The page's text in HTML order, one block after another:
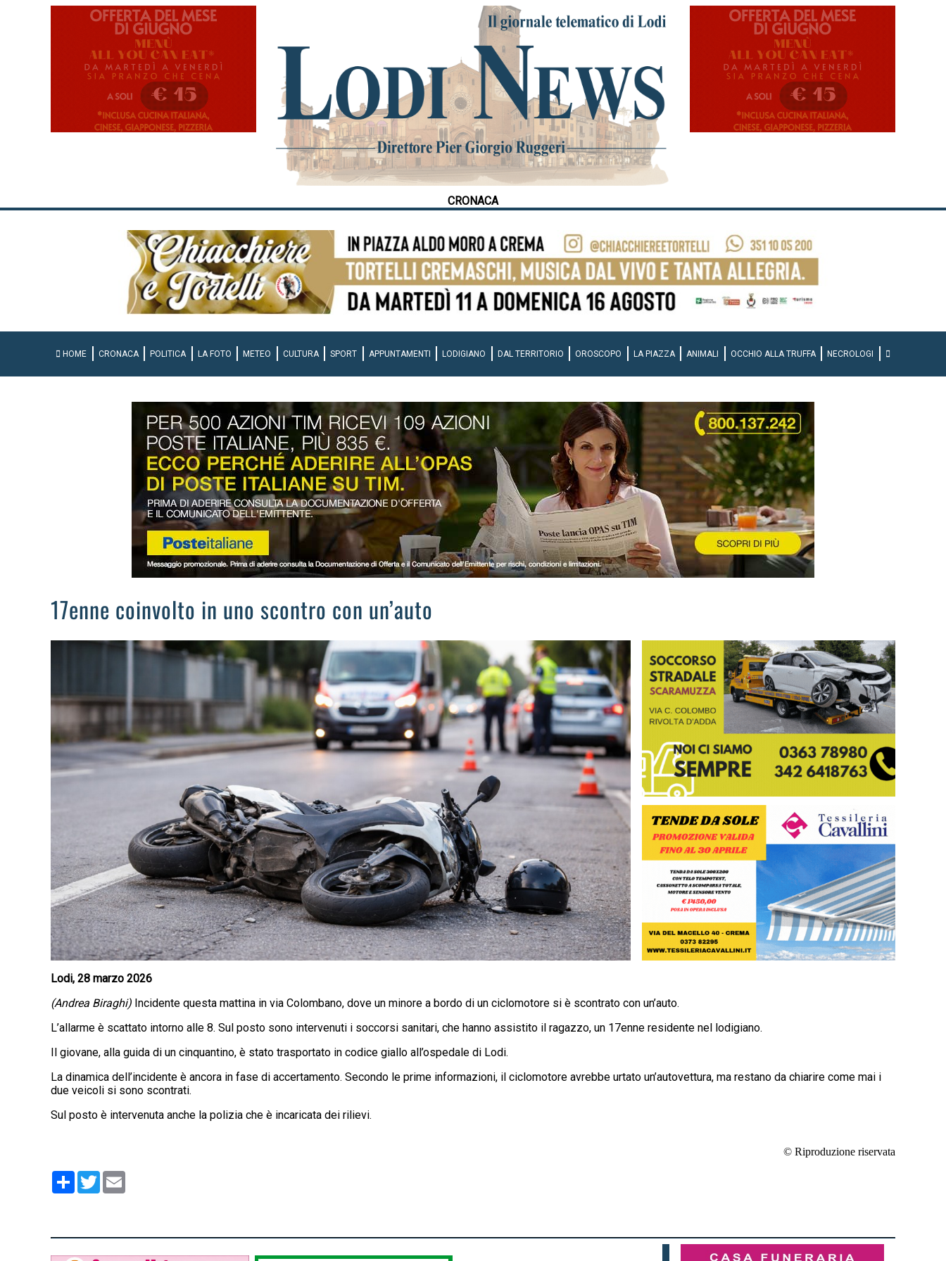
CRONACA
HOME CRONACA POLITICA LA FOTO METEO CULTURA SPORT APPUNTAMENTI LODIGIANO DAL TERRITORIO OROSCOPO LA PIAZZA ANIMALI OCCHIO ALLA TRUFFA NECROLOGI
17enne coinvolto in uno scontro con un’auto
Lodi, 28 marzo 2026
(Andrea Biraghi) Incidente questa mattina in via Colombano, dove un minore a bordo di un ciclomotore si è scontrato con un’auto.
L’allarme è scattato intorno alle 8. Sul posto sono intervenuti i soccorsi sanitari, che hanno assistito il ragazzo, un 17enne residente nel lodigiano.
Il giovane, alla guida di un cinquantino, è stato trasportato in codice giallo all’ospedale di Lodi.
La dinamica dell’incidente è ancora in fase di accertamento. Secondo le prime informazioni, il ciclomotore avrebbe urtato un’autovettura, ma restano da chiarire come mai i
due veicoli si sono scontrati.
Sul posto è intervenuta anche la polizia che è incaricata dei rilievi.
© Riproduzione riservata
Condividi
Twitter